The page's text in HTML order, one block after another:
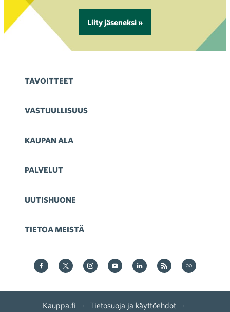
Liity jäseneksi »
TAVOITTEET
VASTUULLISUUS
KAUPAN ALA
PALVELUT
UUTISHUONE
TIETOA MEISTÄ
Kauppa Facebookissa
Kauppa Twitterissä
Kauppa on Instagram
Kauppa YouTubesssa
Kauppa LinkedInissä
Kauppa on RSS
Kauppa.fi · Tietosuoja ja käyttöehdot ·